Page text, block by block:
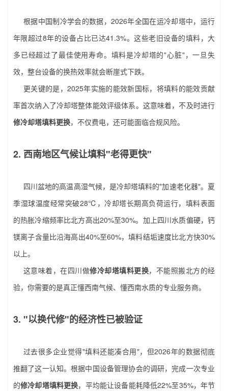
根据中国制冷学会的数据，2026年全国在运冷却塔中，运行
年限超过8年的设备占比已达41.3%。这些老旧设备的填料，大
多已经超过了最佳使用寿命。填料是冷却塔的"心脏"，一旦失
效，整台设备的换热效率就会断崖式下跌。
更关键的是，2025年实施的能效新国标，将填料的能效贡献
率首次纳入了冷却塔整体能效评级体系。这意味着，不及时进行
修冷却塔填料更换，不仅费电，还可能面临合规风险。
2. 西南地区气候让填料"老得更快"
四川盆地的高温高湿气候，是冷却塔填料的"加速老化器"。夏
季湿球温度经常突破28℃，冷却塔长期高负荷运行，填料表面
的热胀冷缩频率比北方高出20%至30%。加上四川水质偏硬，钙
镁离子含量比沿海高出40%至60%，填料结垢速度比北方快30%
以上。
这意味着，在四川做修冷却塔填料更换，不能照搬北方的经
验，你需要的是真正懂西南气候、懂西南水质的专业服务商。
3. "以换代修"的经济性已被验证
过去很多企业觉得"填料还能凑合用"，但2026年的数据彻底
推翻了这一认知。根据中国设备管理协会的调研，完成一次专业
的修冷却塔填料更换，平均能让设备能耗降低22%至35%，年节